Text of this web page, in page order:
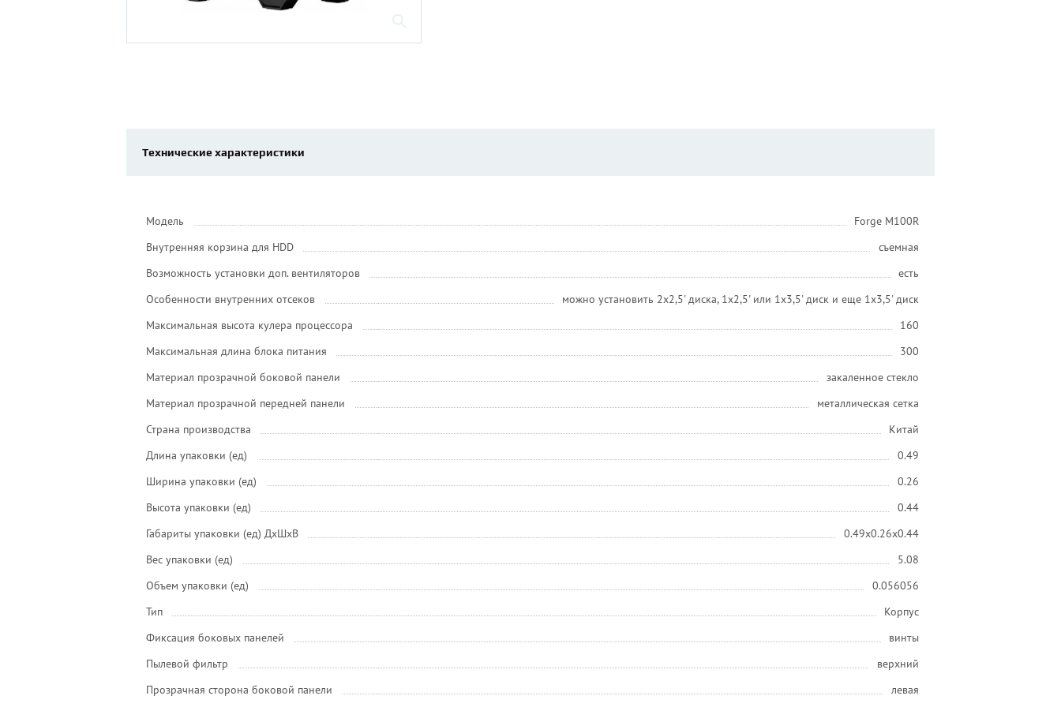
Технические характеристики
Модель
Forge M100R
Внутренняя корзина для HDD
съемная
Возможность установки доп. вентиляторов
есть
Особенности внутренних отсеков
можно установить 2х2,5' диска, 1х2,5' или 1х3,5' диск и еще 1х3,5' диск
Максимальная высота кулера процессора
160
Максимальная длина блока питания
300
Материал прозрачной боковой панели
закаленное стекло
Материал прозрачной передней панели
металлическая сетка
Страна производства
Китай
Длина упаковки (ед)
0.49
Ширина упаковки (ед)
0.26
Высота упаковки (ед)
0.44
Габариты упаковки (ед) ДхШхВ
0.49x0.26x0.44
Вес упаковки (ед)
5.08
Объем упаковки (ед)
0.056056
Тип
Корпус
Фиксация боковых панелей
винты
Пылевой фильтр
верхний
Прозрачная сторона боковой панели
левая